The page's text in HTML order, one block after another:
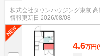
地域密着タウンハウジング
株式会社タウンハウジング東京 高
情報更新日 2026/08/08
4.6万円(